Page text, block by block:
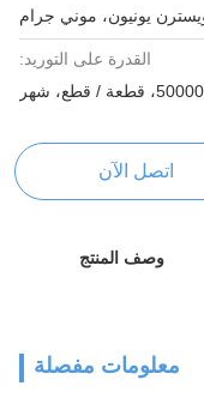
القدرة على التوريد:
50000، قطعة / قطع، شهر
اتصل الآن
وصف المنتج
معلومات مفصلة